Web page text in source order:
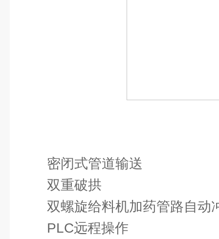
密闭式管道输送
双重破拱
双螺旋给料机加药管路自动
PLC远程操作